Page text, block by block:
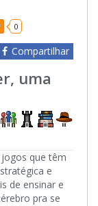
0
Compartilhar
uma
que têm
e
de ensinar e
pra se